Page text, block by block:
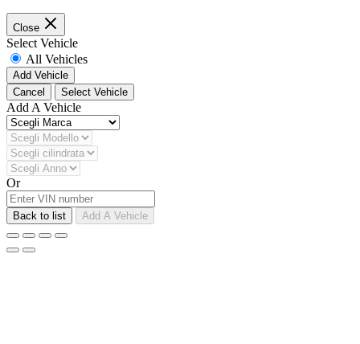
Close
Select Vehicle
All Vehicles
Add Vehicle
Cancel
Select Vehicle
Add A Vehicle
Or
Back to list Add A Vehicle